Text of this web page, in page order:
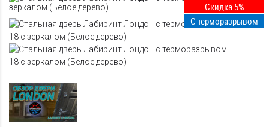
Скидка 5%
С терморазрывом